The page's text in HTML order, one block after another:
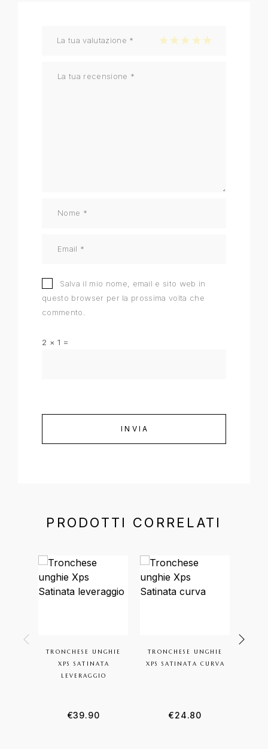
La tua valutazione * 1 stella su 5
2 stelle su 5
3 stelle su 5
4 stelle su 5
Salva il mio nome, email e sito web in
questo browser per la prossima volta che
commento.
2 × 1 =
PRODOTTI CORRELATI
TRONCHESE UNGHIE
XPS SATINATA
LEVERAGGIO
€39.90
TRONCHESE UNGHIE
XPS SATINATA CURVA
€24.80